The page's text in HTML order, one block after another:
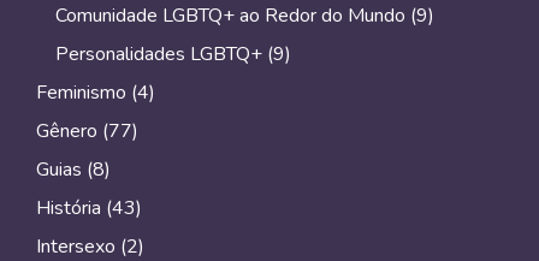
Comunidade LGBTQ+ ao Redor do Mundo (9)
Personalidades LGBTQ+ (9)
Feminismo (4)
Gênero (77)
Guias (8)
História (43)
Intersexo (2)